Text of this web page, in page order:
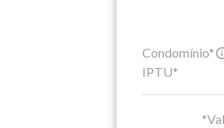
Condomínio*
IPTU*